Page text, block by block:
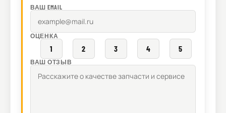
ВАШ EMAIL
ОЦЕНКА
1 2 3 4 5
ВАШ ОТЗЫВ